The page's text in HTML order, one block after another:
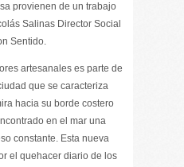
provienen de un trabajo
Salinas Director Social
Sentido.
artesanales es parte de
que se caracteriza
hacia su borde costero
en el mar una
constante. Esta nueva
el quehacer diario de los